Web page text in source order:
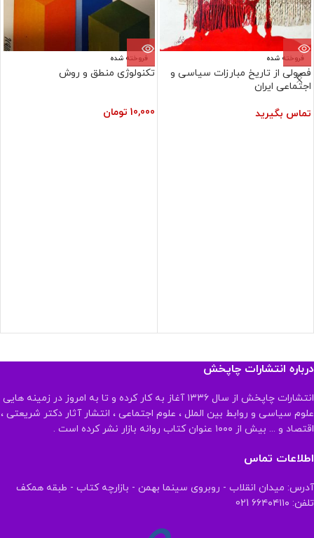
فروخته شده
فصولی از تاریخ مبارزات سیاسی و
اجتماعی ایران
تماس بگیرید
فروخته شده
تکنولوژی منطق و روش
10,000 تومان
درباره انتشارات چاپخش
انتشارات چاپخش از سال ۱۳۳۶ آغاز به کار کرده و تا به امروز در زمینه هایی
علوم سیاسی و روابط بین الملل ، علوم اجتماعی ، انتشار آثار دکتر شریعتی ،
اقتصاد و ... بیش از ۱۰۰۰ عنوان کتاب روانه بازار نشر کرده است .
اطلاعات تماس
آدرس: میدان انقلاب - روبروی سینما بهمن - بازارچه کتاب - طبقه همکف
تلفن: ۶۶۴۰۴۱۱۰ 021